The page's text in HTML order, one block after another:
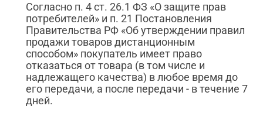
Согласно п. 4 ст. 26.1 ФЗ «О защите прав
потребителей» и п. 21 Постановления
Правительства РФ «Об утверждении правил
продажи товаров дистанционным
способом» покупатель имеет право
отказаться от товара (в том числе и
надлежащего качества) в любое время до
его передачи, а после передачи - в течение 7
дней.